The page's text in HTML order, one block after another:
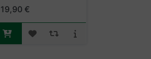
idade com dificuldades
19,90 €